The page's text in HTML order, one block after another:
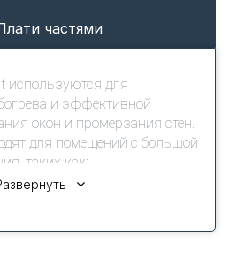
частями
используются для
и эффективной
окон и промерзания стен.
для помещений с большой
таких как: